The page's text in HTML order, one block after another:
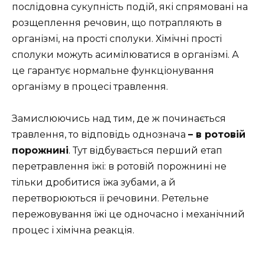
послідовна сукупність подій, які спрямовані на
розщеплення речовин, що потрапляють в
організмі, на прості сполуки. Хімічні прості
сполуки можуть асимілюватися в організмі. А
це гарантує нормальне функціонування
організму в процесі травлення.
Замислюючись над тим, де ж починається
травлення, то відповідь однознача – в ротовій
порожнині. Тут відбувається перший етап
перетравлення їжі: в ротовій порожнині не
тільки дробитися їжа зубами, а й
перетворюються її речовини. Ретельне
пережовування їжі це одночасно і механічний
процес і хімічна реакція.